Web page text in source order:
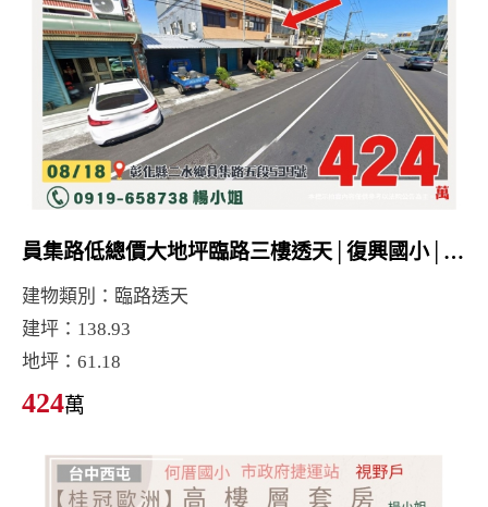
員集路低總價大地坪臨路三樓透天│復興國小│二水車站
建物類別：臨路透天
建坪：138.93
地坪：61.18
424萬